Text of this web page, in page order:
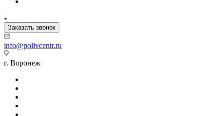
Заказать звонок
info@polivcentr.ru
г. Воронеж